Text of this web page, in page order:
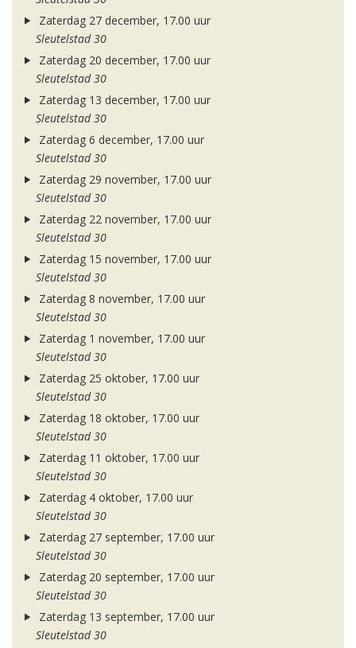
Zaterdag 27 december, 17.00 uur
Sleutelstad 30
Zaterdag 20 december, 17.00 uur
Sleutelstad 30
Zaterdag 13 december, 17.00 uur
Sleutelstad 30
Zaterdag 6 december, 17.00 uur
Sleutelstad 30
Zaterdag 29 november, 17.00 uur
Sleutelstad 30
Zaterdag 22 november, 17.00 uur
Sleutelstad 30
Zaterdag 15 november, 17.00 uur
Sleutelstad 30
Zaterdag 8 november, 17.00 uur
Sleutelstad 30
Zaterdag 1 november, 17.00 uur
Sleutelstad 30
Zaterdag 25 oktober, 17.00 uur
Sleutelstad 30
Zaterdag 18 oktober, 17.00 uur
Sleutelstad 30
Zaterdag 11 oktober, 17.00 uur
Sleutelstad 30
Zaterdag 4 oktober, 17.00 uur
Sleutelstad 30
Zaterdag 27 september, 17.00 uur
Sleutelstad 30
Zaterdag 20 september, 17.00 uur
Sleutelstad 30
Zaterdag 13 september, 17.00 uur
Sleutelstad 30